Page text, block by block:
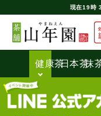
現在19時
健康茶日本茶抹